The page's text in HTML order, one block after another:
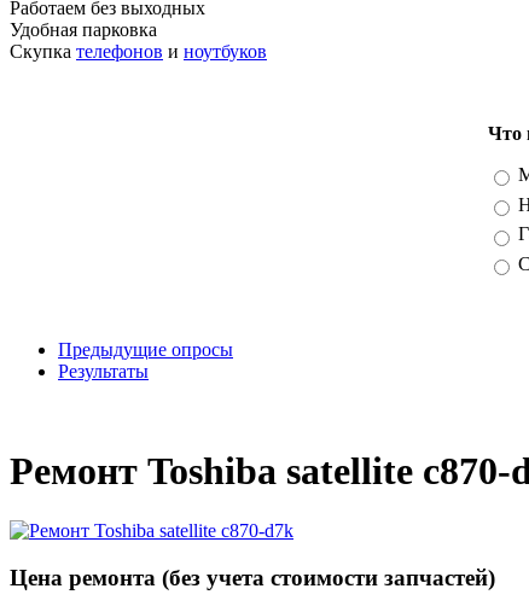
Работаем без выходных
Удобная парковка
Скупка телефонов и ноутбуков
Что
Предыдущие опросы
Результаты
Ремонт Toshiba satellite
Цена ремонта (без учета стоимости запчастей)